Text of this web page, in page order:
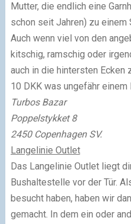
Mutter, die endlich eine
schon seit Jahren) zu
Auch wenn viel von den
kitschig, ramschig oder
auch in die hintersten Ecken
10 DKK was ungefähr
Turbos Bazar
Poppelstykket 8
2450 Copenhagen SV.
Langelinie Outlet
Das Langelinie Outlet liegt
Bushaltestelle vor der Tür.
besucht haben, haben wir
gemacht. In dem ein oder